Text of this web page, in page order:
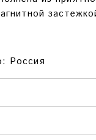
Россия